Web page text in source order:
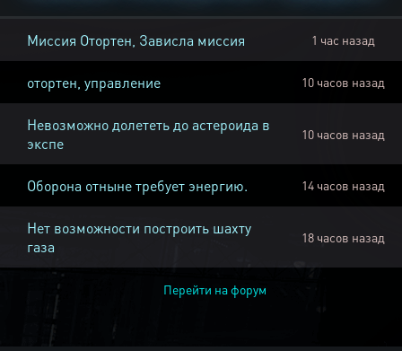
Миссия Отортен, Зависла миссия 1 час назад
отортен, управление 10 часов назад
Невозможно долететь до астероида в
экспе
10 часов назад
Оборона отныне требует энергию. 14 часов назад
Нет возможности построить шахту
газа
18 часов назад
Перейти на форум